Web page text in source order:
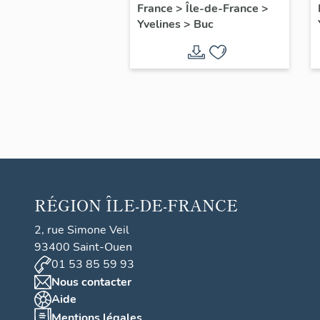
filles, actuellement
annexe de la mairie
France > Île-de-France >
Yvelines> Buc
RÉGION ÎLE-DE-FRANCE
2, rue Simone Veil
93400 Saint-Ouen
01 53 85 59 93
Nous contacter
Aide